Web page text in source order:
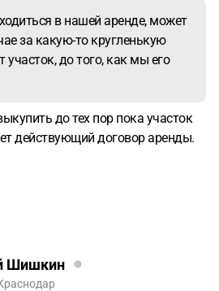
в нашей аренде, может
за какую-то кругленькую
участок, до того, как мы его
до тех пор пока участок
действующий договор аренды.
Шишкин